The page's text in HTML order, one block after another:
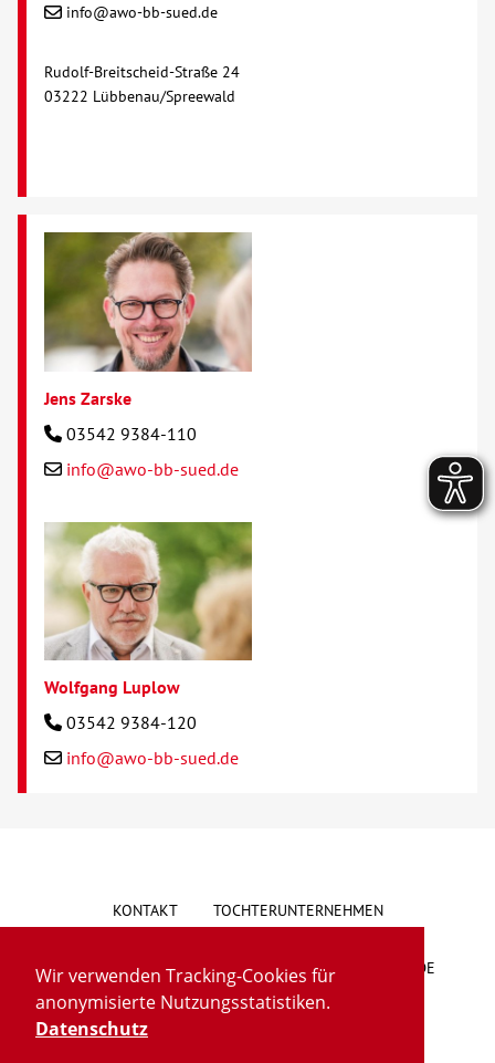
Wir verwenden Tracking-Cookies für
anonymisierte Nutzungsstatistiken.
Datenschutz
info@awo-bb-sued.de
Rudolf-Breitscheid-Straße 24
03222 Lübbenau/Spreewald
Jens Zarske
03542 9384-110
info@awo-bb-sued.de
Wolfgang Luplow
03542 9384-120
info@awo-bb-sued.de
KONTAKT TOCHTERUNTERNEHMEN
HINWEISGEBERSYSTEM VORSCHLAG/BESCHWERDE
LIEFERKETTENGESETZ